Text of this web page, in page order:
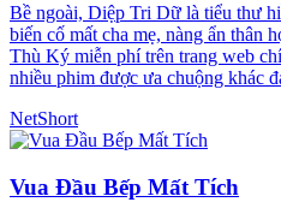
Bề ngoài, Diệp Tri Dữ là tiểu thư
biến cố mất cha mẹ, nàng ẩn thân
Thù Ký miễn phí trên trang web
nhiều phim được ưa chuộng khác
NetShort
Vua Đầu Bếp Mất Tích